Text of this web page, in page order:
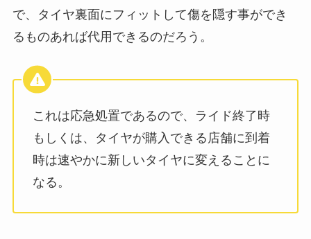
で、タイヤ裏面にフィットして傷を隠す事ができ
るものあれば代用できるのだろう。
これは応急処置であるので、ライド終了時
もしくは、タイヤが購入できる店舗に到着
時は速やかに新しいタイヤに変えることに
なる。